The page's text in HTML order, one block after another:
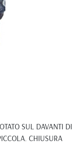
SUL DAVANTI DI
CHIUSURA